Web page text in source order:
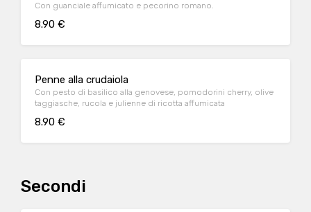
Con guanciale affumicato e pecorino romano.
8.90 €
Penne alla crudaiola
Con pesto di basilico alla genovese, pomodorini cherry, olive
taggiasche, rucola e julienne di ricotta affumicata
8.90 €
Secondi